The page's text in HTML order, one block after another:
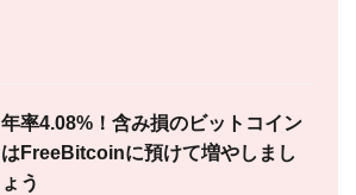
年率4.08%！含み損のビットコイン
はFreeBitcoinに預けて増やしまし
ょう